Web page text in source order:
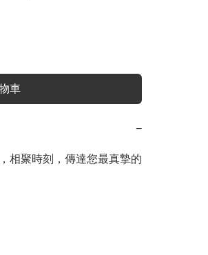
車
−
相聚時刻，傳達您最真摯的